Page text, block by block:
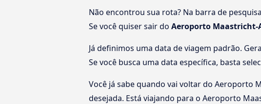
Não encontrou sua rota? Na barra de
Se você quiser sair do Aeroporto Maastricht-
Já definimos uma data de viagem padrão.
Se você busca uma data específica, basta
Você já sabe quando vai voltar do Aeroporto
desejada. Está viajando para o Aeroporto